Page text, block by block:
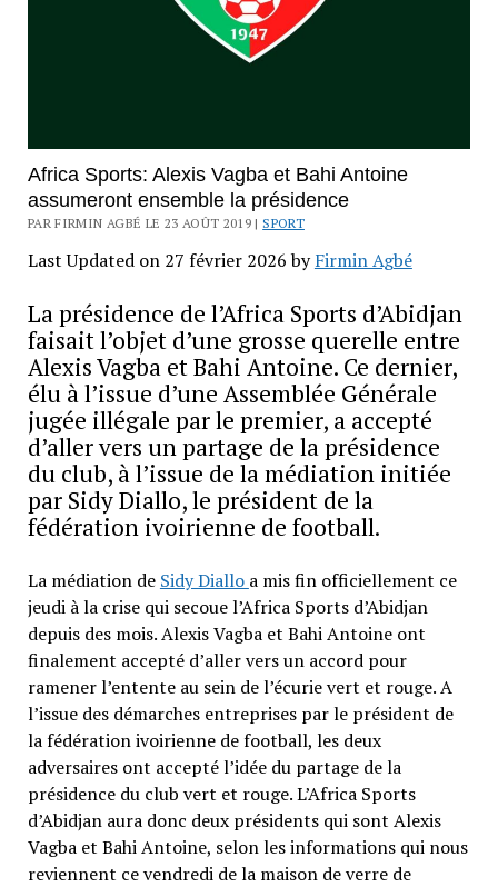
Africa Sports: Alexis Vagba et Bahi Antoine
assumeront ensemble la présidence
PAR FIRMIN AGBÉ LE 23 AOÛT 2019 | SPORT
Last Updated on 27 février 2026 byFirmin Agbé
La présidence de l’Africa Sports d’Abidjan
faisait l’objet d’une grosse querelle entre
Alexis Vagba et Bahi Antoine. Ce dernier,
élu à l’issue d’une Assemblée Générale
jugée illégale par le premier, a accepté
d’aller vers un partage de la présidence
du club, à l’issue de la médiation initiée
par Sidy Diallo, le président de la
fédération ivoirienne de football.
La médiation de Sidy Diallo a mis fin officiellement ce
jeudi à la crise qui secoue l’Africa Sports d’Abidjan
depuis des mois. Alexis Vagba et Bahi Antoine ont
finalement accepté d’aller vers un accord pour
ramener l’entente au sein de l’écurie vert et rouge. A
l’issue des démarches entreprises par le président de
la fédération ivoirienne de football, les deux
adversaires ont accepté l’idée du partage de la
présidence du club vert et rouge. L’Africa Sports
d’Abidjan aura donc deux présidents qui sont Alexis
Vagba et Bahi Antoine, selon les informations qui nous
reviennent ce vendredi de la maison de verre de